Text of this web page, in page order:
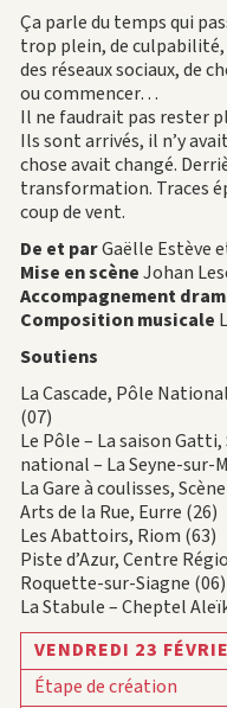
Ça parle du temps qui
trop plein, de
des réseaux sociaux, de
ou commencer…
Il ne faudrait pas rester
Ils sont arrivés, il n’y
chose avait changé.
transformation. Traces
coup de vent.
De et parGaëlle Estève
Mise en scèneJohan
Accompagnement
Composition musicale
Soutiens
La Cascade, Pôle
(07)
Le Pôle – La saison
national – La Seyne-sur-
La Gare à coulisses,
Arts de la Rue, Eurre (26)
Les Abattoirs, Riom (63)
Piste d’Azur, Centre
Roquette-sur-Siagne (06)
La Stabule – Cheptel
VENDREDI 23
Étape de création